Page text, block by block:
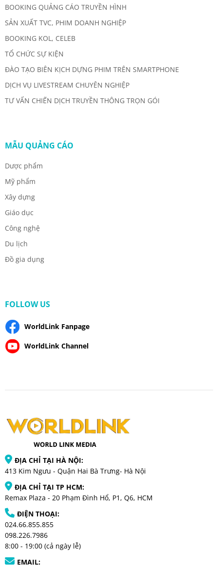
BOOKING QUẢNG CÁO TRUYỀN HÌNH
SẢN XUẤT TVC, PHIM DOANH NGHIỆP
BOOKING KOL, CELEB
TỔ CHỨC SỰ KIỆN
ĐÀO TẠO BIÊN KỊCH DỰNG PHIM TRÊN SMARTPHONE
DỊCH VỤ LIVESTREAM CHUYÊN NGHIỆP
TƯ VẤN CHIẾN DỊCH TRUYỀN THÔNG TRỌN GÓI
MẪU QUẢNG CÁO
Dược phẩm
Mỹ phẩm
Xây dựng
Giáo dục
Công nghệ
Du lịch
Đồ gia dụng
FOLLOW US
WorldLink Fanpage
WorldLink Channel
ĐỊA CHỈ TẠI HÀ NỘI:
413 Kim Ngưu - Quận Hai Bà Trưng- Hà Nội
ĐỊA CHỈ TẠI TP HCM:
Remax Plaza - 20 Phạm Đình Hổ, P1, Q6, HCM
ĐIỆN THOẠI:
024.66.855.855
098.226.7986
8:00 - 19:00 (cả ngày lễ)
EMAIL: